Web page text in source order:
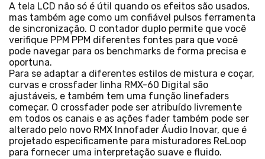
A tela LCD não só é útil quando os efeitos são usados,
mas também age como um confiável pulsos ferramenta
de sincronização. O contador duplo permite que você
verifique PPM PPM diferentes fontes para que você
pode navegar para os benchmarks de forma precisa e
oportuna.
Para se adaptar a diferentes estilos de mistura e coçar,
curvas e crossfader linha RMX-60 Digital são
ajustáveis, e também tem uma função linefaders
começar. O crossfader pode ser atribuído livremente
em todos os canais e as ações fader também pode ser
alterado pelo novo RMX Innofader Áudio Inovar, que é
projetado especificamente para misturadores ReLoop
para fornecer uma interpretação suave e fluido.